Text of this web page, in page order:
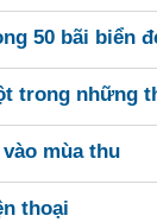
50 bãi biển
trong những
mùa thu
thoại